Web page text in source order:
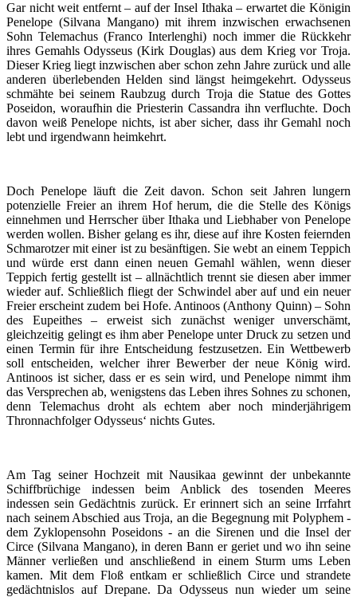
Gar nicht weit entfernt – auf der Insel Ithaka – erwartet die Königin
Penelope (Silvana Mangano) mit ihrem inzwischen erwachsenen
Sohn Telemachus (Franco Interlenghi) noch immer die Rückkehr
ihres Gemahls Odysseus (Kirk Douglas) aus dem Krieg vor Troja.
Dieser Krieg liegt inzwischen aber schon zehn Jahre zurück und alle
anderen überlebenden Helden sind längst heimgekehrt. Odysseus
schmähte bei seinem Raubzug durch Troja die Statue des Gottes
Poseidon, woraufhin die Priesterin Cassandra ihn verfluchte. Doch
davon weiß Penelope nichts, ist aber sicher, dass ihr Gemahl noch
lebt und irgendwann heimkehrt.
Doch Penelope läuft die Zeit davon. Schon seit Jahren lungern
potenzielle Freier an ihrem Hof herum, die die Stelle des Königs
einnehmen und Herrscher über Ithaka und Liebhaber von Penelope
werden wollen. Bisher gelang es ihr, diese auf ihre Kosten feiernden
Schmarotzer mit einer ist zu besänftigen. Sie webt an einem Teppich
und würde erst dann einen neuen Gemahl wählen, wenn dieser
Teppich fertig gestellt ist – allnächtlich trennt sie diesen aber immer
wieder auf. Schließlich fliegt der Schwindel aber auf und ein neuer
Freier erscheint zudem bei Hofe. Antinoos (Anthony Quinn) – Sohn
des Eupeithes – erweist sich zunächst weniger unverschämt,
gleichzeitig gelingt es ihm aber Penelope unter Druck zu setzen und
einen Termin für ihre Entscheidung festzusetzen. Ein Wettbewerb
soll entscheiden, welcher ihrer Bewerber der neue König wird.
Antinoos ist sicher, dass er es sein wird, und Penelope nimmt ihm
das Versprechen ab, wenigstens das Leben ihres Sohnes zu schonen,
denn Telemachus droht als echtem aber noch minderjährigem
Thronnachfolger Odysseus‘ nichts Gutes.
Am Tag seiner Hochzeit mit Nausikaa gewinnt der unbekannte
Schiffbrüchige indessen beim Anblick des tosenden Meeres
indessen sein Gedächtnis zurück. Er erinnert sich an seine Irrfahrt
nach seinem Abschied aus Troja, an die Begegnung mit Polyphem -
dem Zyklopensohn Poseidons - an die Sirenen und die Insel der
Circe (Silvana Mangano), in deren Bann er geriet und wo ihn seine
Männer verließen und anschließend in einem Sturm ums Leben
kamen. Mit dem Floß entkam er schließlich Circe und strandete
gedächtnislos auf Drepane. Da Odysseus nun wieder um seine